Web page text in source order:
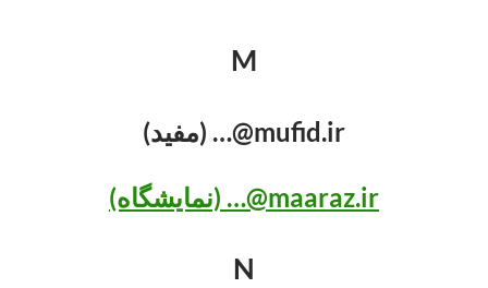
M
mufid.ir@… (مفید)
maaraz.ir@… (نمایشگاه)
N